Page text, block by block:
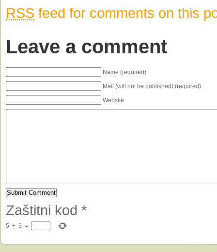
RSS feed for comments on this
Leave a comment
Name (required)
Mail (will not be published) (required)
Website
Zaštitni kod *
5 + 5 =